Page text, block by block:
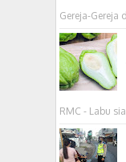
Gereja-Gereja
RMC - Labu